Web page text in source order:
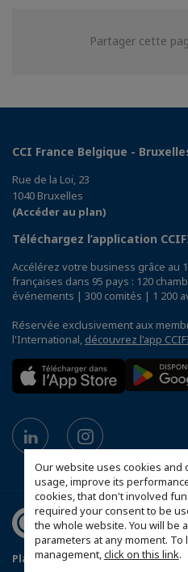
Our website uses cookies and
usage, improve its
cookies, that don't involved
required your consent to be
the whole website. You will be
parameters at any moment.
management,click on this link.
Partager cette
CCI France Belgique -
Rue de la Loi, 23
1040 Bruxelles
(Accéder au plan)
Téléchargez l’application
Accélérez votre business grâce au
françaises dans 95 pays : 120
événements | 300 comités | 1 200
Réservée exclusivement aux
l'International, découvrez l'app
Plan du site Conditions